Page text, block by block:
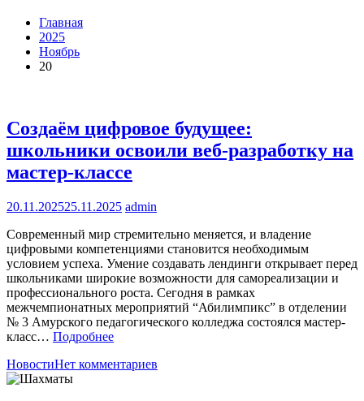
Главная
2025
Ноябрь
20
Создаём цифровое будущее:
школьники освоили веб-разработку на
мастер-классе
20.11.202525.11.2025 admin
Современный мир стремительно меняется, и владение
цифровыми компетенциями становится необходимым
условием успеха. Умение создавать лендинги открывает перед
школьниками широкие возможности для самореализации и
профессионального роста. Сегодня в рамках
межчемпионатных мероприятий “Абилимпикс” в отделении
№ 3 Амурского педагогического колледжа состоялся мастер-
класс… Подробнее
НовостиНет комментариев